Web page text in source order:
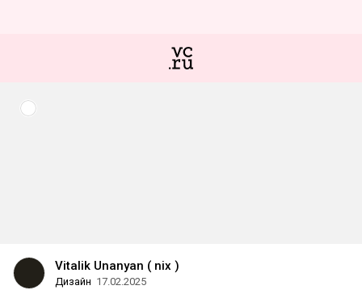
Vitalik Unanyan ( nix )
Дизайн 17.02.2025